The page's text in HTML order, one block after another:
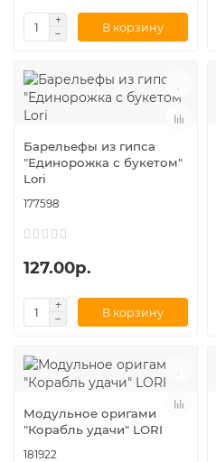
В корзину
Барельефы из гипса
"Единорожка с букетом"
Lori
177598
127.00р.
В корзину
Модульное оригами
"Корабль удачи" LORI
181922